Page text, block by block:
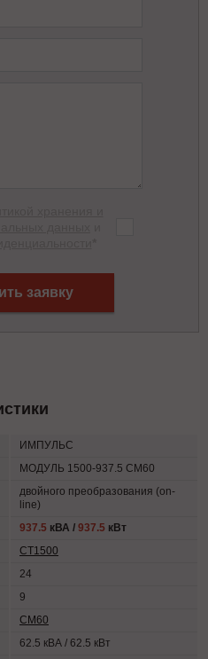
заявку
ИМПУЛЬС
МОДУЛЬ 1500-937.5 СМ60
двойного преобразования (on-
line)
937.5 кВА / 937.5 кВт
СТ1500
24
9
СМ60
62.5 кВА / 62.5 кВт